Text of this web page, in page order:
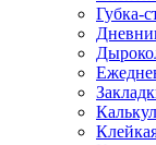
Губка-